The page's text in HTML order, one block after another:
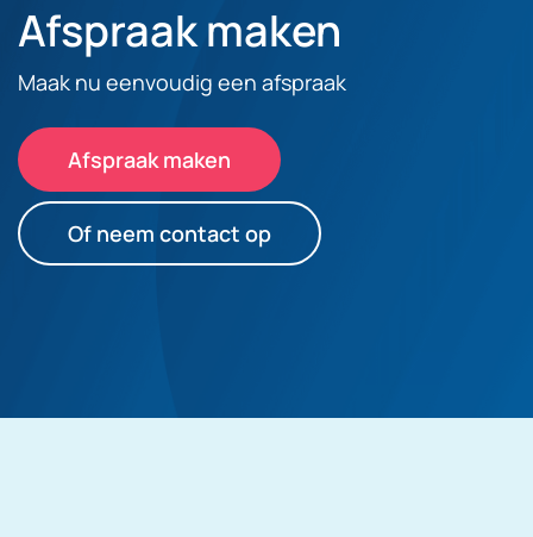
Afspraak maken
Maak nu eenvoudig een afspraak
Afspraak maken
Of neem contact op